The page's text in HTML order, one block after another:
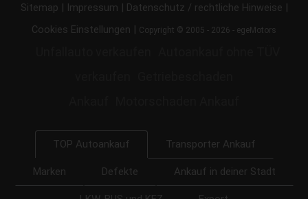
Sitemap | Impressum | Datenschutz / rechtliche Hinweise |
Cookies Einstellungen | Copyright © 2005 - 2026 - egeMotors
TOP Autoankauf Transporter Ankauf
Marken Defekte Ankauf in deiner Stadt